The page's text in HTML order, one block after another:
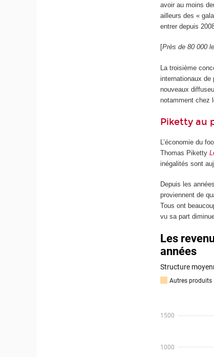
avoir au moins
ailleurs des «
entrer depuis
[Près de 80 000
La troisième
internationaux
nouveaux
notamment chez
Piketty au
L’économie du
Thomas Piketty
inégalités sont
Depuis les
proviennent de
Tous ont
vu sa part